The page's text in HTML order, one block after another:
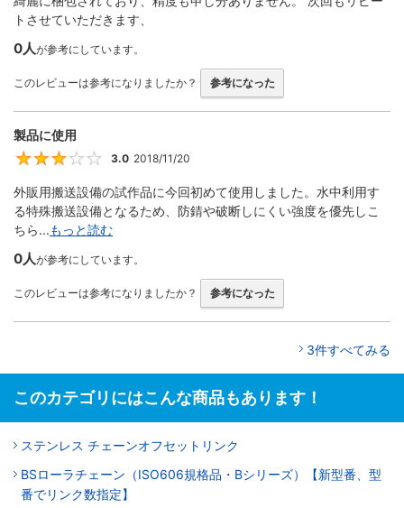
トさせていただきます、
0人が参考にしています。
このレビューは参考になりましたか？ 参考になった
製品に使用
3.0 2018/11/20
外販用搬送設備の試作品に今回初めて使用しました。水中利用す
る特殊搬送設備となるため、防錆や破断しにくい強度を優先しこ
ちら...もっと読む
0人が参考にしています。
このレビューは参考になりましたか？ 参考になった
3件すべてみる
このカテゴリにはこんな商品もあります！
ステンレス チェーンオフセットリンク
BSローラチェーン（ISO606規格品・Bシリーズ）【新型番、型
番でリンク数指定】